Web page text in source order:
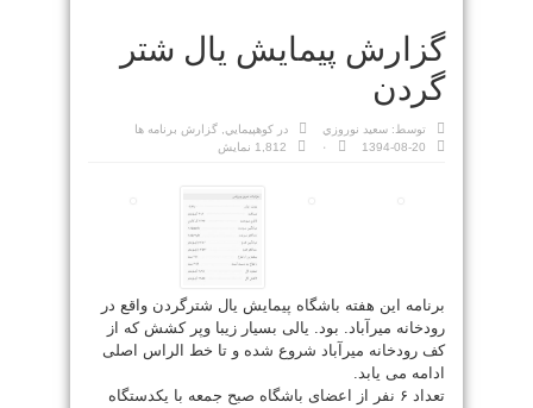
گزارش پیمایش یال شتر
گردن
توسط: سعيد نوروزي در كوهپيمايي
گزارش برنامه ها
1394-08-20
۰ 1,812 نمایش
برنامه این هفته باشگاه پیمایش یال شترگردن واقع در
رودخانه میرآباد. بود. یالی بسیار زیبا وپر کشش که از
کف رودخانه میرآباد شروع شده و تا خط الراس اصلی
ادامه می یابد.
تعداد ۶ نفر از اعضای باشگاه صبح جمعه با یکدستگاه